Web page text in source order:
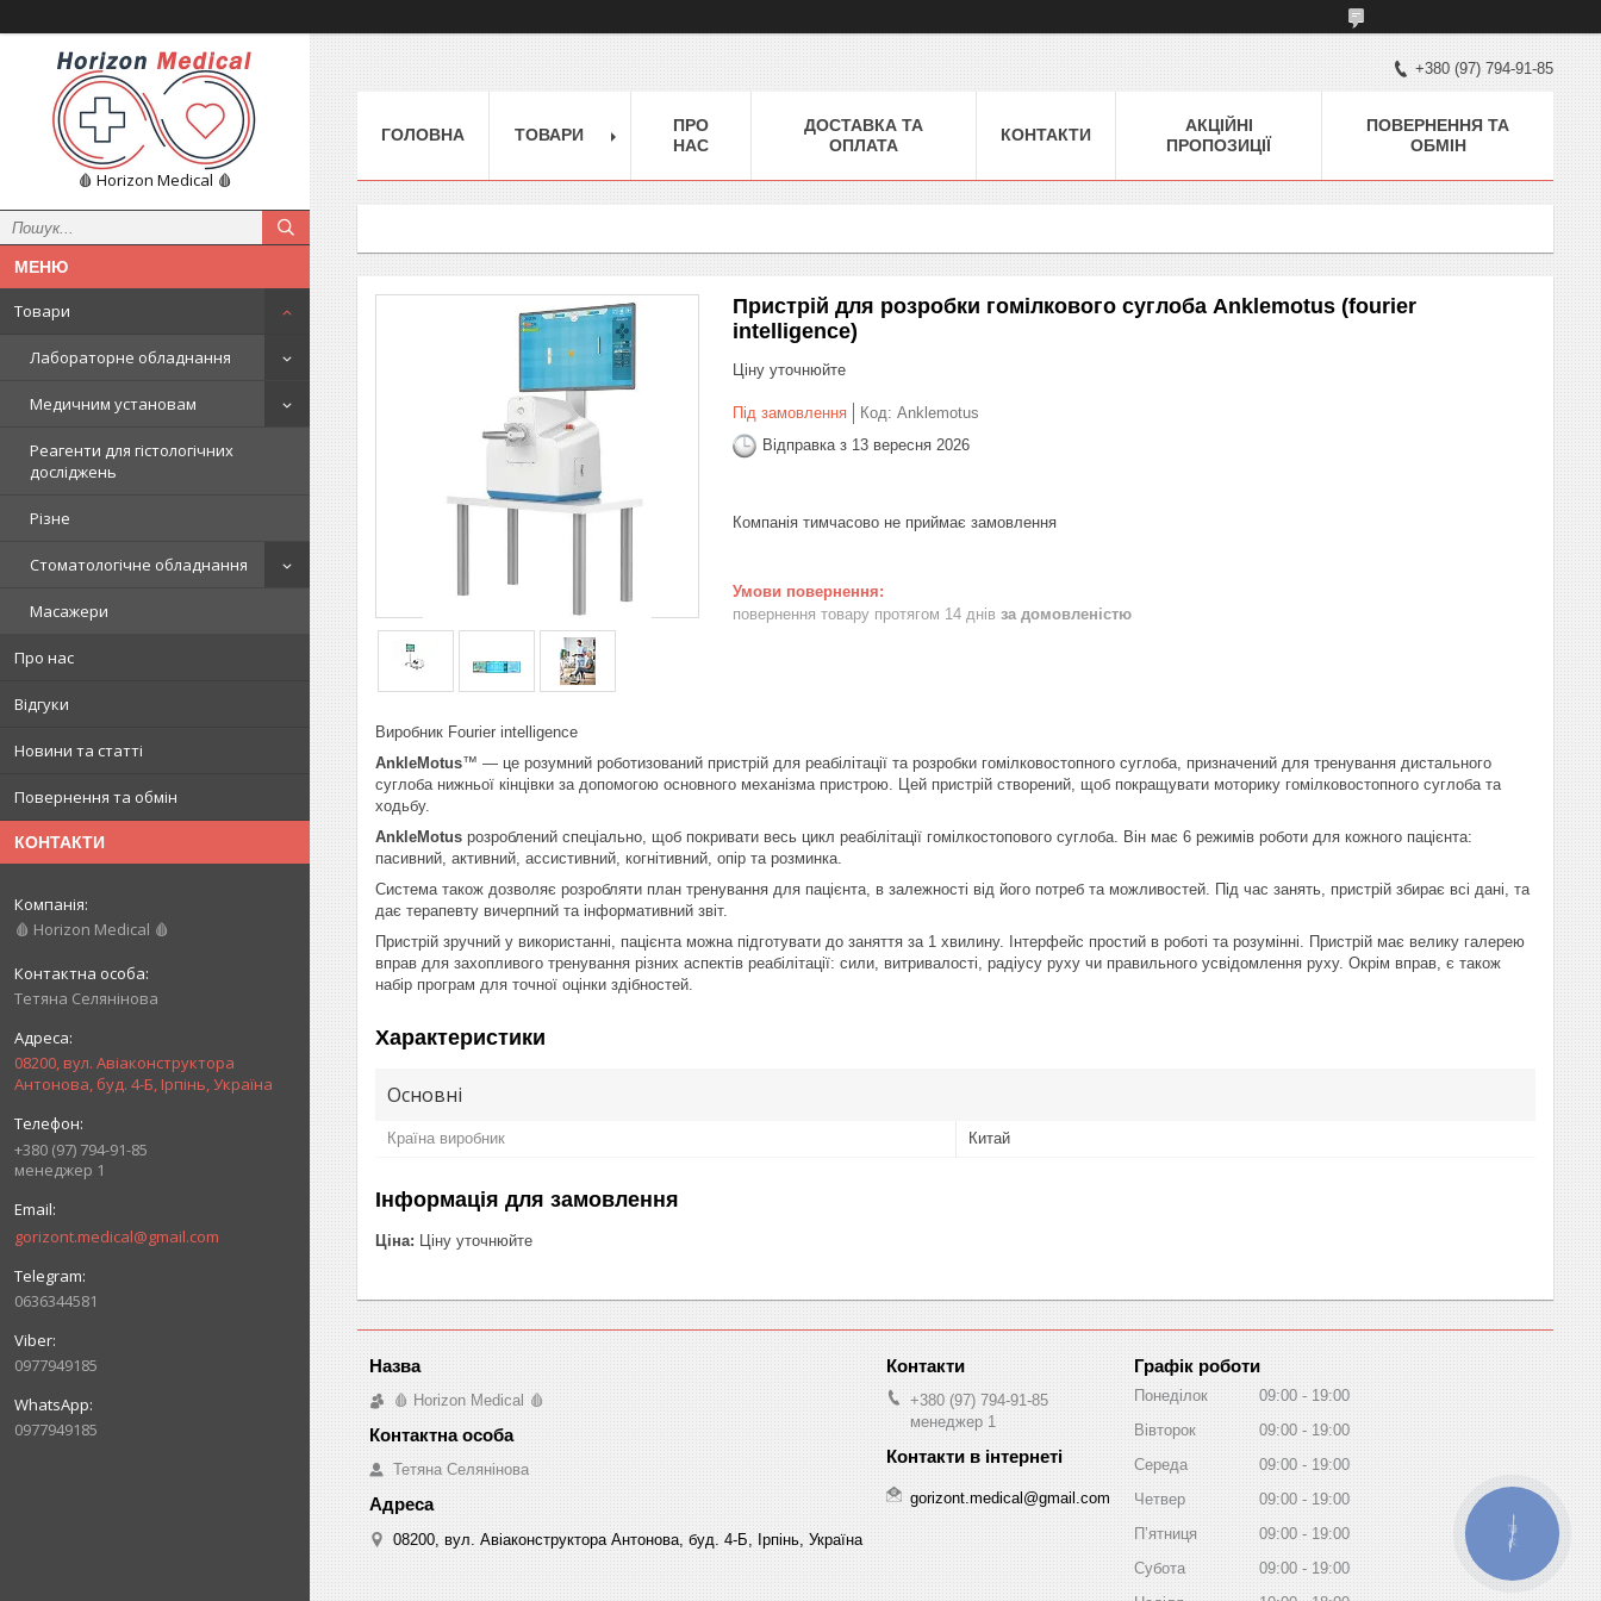
🩸 Horizon Medical 🩸
Товари
Лабораторне обладнання
Медичним установам
Реагенти для гістологічних
досліджень
Різне
Стоматологічне обладнання
Масажери
Про нас
Відгуки
Новини та статті
Повернення та обмін
КОНТАКТИ
🩸 Horizon Medical 🩸
Тетяна Селянінова
08200, вул. Авіаконструктора
Антонова, буд. 4-Б, Ірпінь, Україна
+380 (97) 794-91-85
менеджер 1
gorizont.medical@gmail.com
0636344581
0977949185
0977949185
+380 (97) 794-91-85
ГОЛОВНА ТОВАРИ
ПРО
НАС
ДОСТАВКА ТА
ОПЛАТА
КОНТАКТИ
АКЦІЙНІ
ПРОПОЗИЦІЇ
ПОВЕРНЕННЯ ТА
ОБМІН
Пристрій для розробки гомілкового суглоба Anklemotus (fourier
intelligence)
Ціну уточнюйте
Під замовлення Код: Anklemotus
Відправка з 13 вересня 2026
Компанія тимчасово не приймає замовлення
повернення товару протягом 14 днів за домовленістю
Виробник Fourier intelligence
AnkleMotus™ — це розумний роботизований пристрій для реабілітації та розробки гомілковостопного суглоба, призначений для тренування дистального
суглоба нижньої кінцівки за допомогою основного механізма пристрою. Цей пристрій створений, щоб покращувати моторику гомілковостопного суглоба та
ходьбу.
AnkleMotus розроблений спеціально, щоб покривати весь цикл реабілітації гомілкостопового суглоба. Він має 6 режимів роботи для кожного пацієнта:
пасивний, активний, ассистивний, когнітивний, опір та розминка.
Система також дозволяє розробляти план тренування для пацієнта, в залежності від його потреб та можливостей. Під час занять, пристрій збирає всі дані, та
дає терапевту вичерпний та інформативний звіт.
Пристрій зручний у використанні, пацієнта можна підготувати до заняття за 1 хвилину. Інтерфейс простий в роботі та розумінні. Пристрій має велику галерею
вправ для захопливого тренування різних аспектів реабілітації: сили, витривалості, радіусу руху чи правильного усвідомлення руху. Окрім вправ, є також
набір програм для точної оцінки здібностей.
Характеристики
Основні
Країна виробник Китай
Інформація для замовлення
Ціна: Ціну уточнюйте
🩸 Horizon Medical 🩸
Тетяна Селянінова
08200, вул. Авіаконструктора Антонова, буд. 4-Б, Ірпінь, Україна
+380 (97) 794-91-85
менеджер 1
gorizont.medical@gmail.com
Графік роботи
Понеділок 09:00
19:00
Вівторок
09:00
19:00
Середа
09:00
19:00
Четвер
09:00
19:00
Пʼятниця
09:00
19:00
Субота
09:00
19:00
КНОПКА
ЗВ'ЯЗКУ